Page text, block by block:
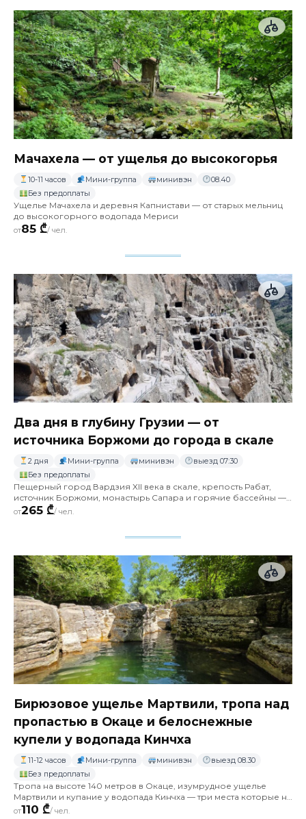
Мачахела — от ущелья до высокогорья
10-11 часов Мини-группа минивэн
08.40
Без предоплаты
Ущелье Мачахела и деревня Капнистави — от старых мельниц
до высокогорного водопада Мериси
от85 ₾/ чел.
Два дня в глубину Грузии — от
источника Боржоми до города в скале
2 дня Мини-группа минивэн
выезд 07:30
Без предоплаты
Пещерный город Вардзия XII века в скале, крепость Рабат,
источник Боржоми, монастырь Сапара и горячие бассейны —
с ночёвкой в Ахалцихе
от265 ₾/ чел.
Бирюзовое ущелье Мартвили, тропа над
пропастью в Окаце и белоснежные
купели у водопада Кинчха
11-12 часов Мини-группа минивэн
выезд 08.30
Без предоплаты
Тропа на высоте 140 метров в Окаце, изумрудное ущелье
Мартвили и купание у водопада Кинчха — три места которые ни
на что не похожи
от110 ₾/ чел.